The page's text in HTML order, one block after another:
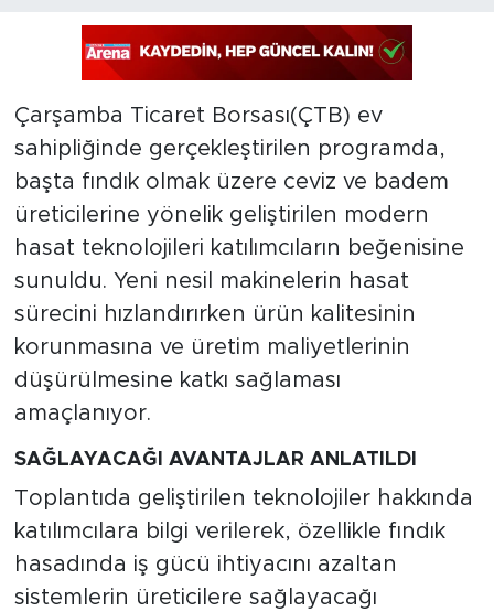
Çarşamba Ticaret Borsası(ÇTB) ev
sahipliğinde gerçekleştirilen programda,
başta fındık olmak üzere ceviz ve badem
üreticilerine yönelik geliştirilen modern
hasat teknolojileri katılımcıların beğenisine
sunuldu. Yeni nesil makinelerin hasat
sürecini hızlandırırken ürün kalitesinin
korunmasına ve üretim maliyetlerinin
düşürülmesine katkı sağlaması
amaçlanıyor.
SAĞLAYACAĞI AVANTAJLAR ANLATILDI
Toplantıda geliştirilen teknolojiler hakkında
katılımcılara bilgi verilerek, özellikle fındık
hasadında iş gücü ihtiyacını azaltan
sistemlerin üreticilere sağlayacağı